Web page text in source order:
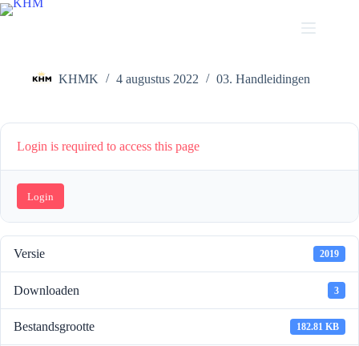
Ga
naar
KHMK 4 augustus 2022 03. Handleidingen
Login is required to access this page
Login
Versie 2019
Downloaden 3
Bestandsgrootte 182.81 KB